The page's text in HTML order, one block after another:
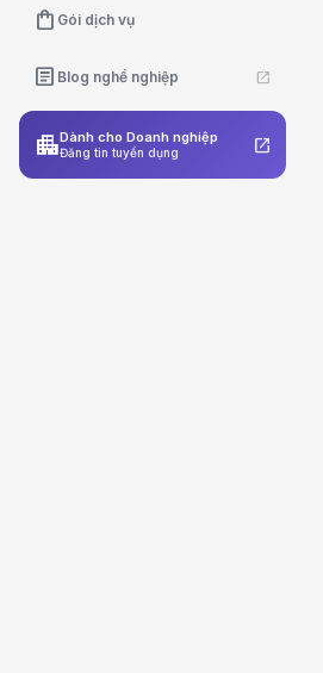
shopping_bag Gói dịch vụ
article Blog nghề nghiệp open_in_new
apartmentDành cho Doanh nghiệp
Đăng tin tuyển dụng open_in_new